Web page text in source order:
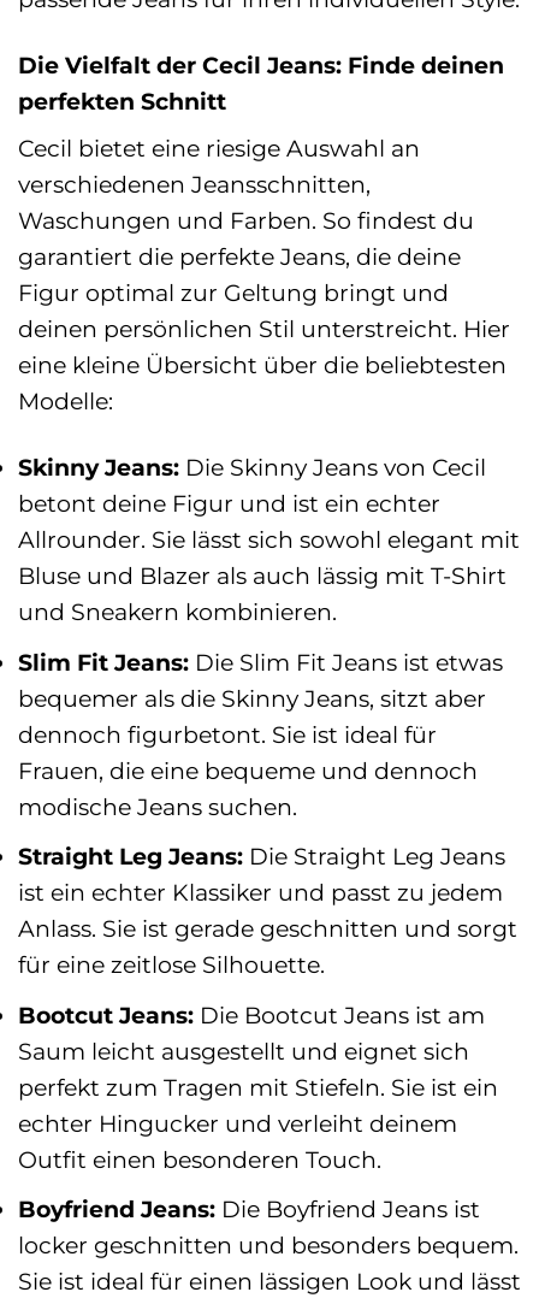
Die Vielfalt der Cecil Jeans: Finde deinen
perfekten Schnitt
Cecil bietet eine riesige Auswahl an
verschiedenen Jeansschnitten,
Waschungen und Farben. So findest du
garantiert die perfekte Jeans, die deine
Figur optimal zur Geltung bringt und
deinen persönlichen Stil unterstreicht. Hier
eine kleine Übersicht über die beliebtesten
Modelle:
Skinny Jeans: Die Skinny Jeans von Cecil
betont deine Figur und ist ein echter
Allrounder. Sie lässt sich sowohl elegant mit
Bluse und Blazer als auch lässig mit T-Shirt
und Sneakern kombinieren.
Slim Fit Jeans: Die Slim Fit Jeans ist etwas
bequemer als die Skinny Jeans, sitzt aber
dennoch figurbetont. Sie ist ideal für
Frauen, die eine bequeme und dennoch
modische Jeans suchen.
Straight Leg Jeans: Die Straight Leg Jeans
ist ein echter Klassiker und passt zu jedem
Anlass. Sie ist gerade geschnitten und sorgt
für eine zeitlose Silhouette.
Bootcut Jeans: Die Bootcut Jeans ist am
Saum leicht ausgestellt und eignet sich
perfekt zum Tragen mit Stiefeln. Sie ist ein
echter Hingucker und verleiht deinem
Outfit einen besonderen Touch.
Boyfriend Jeans: Die Boyfriend Jeans ist
locker geschnitten und besonders bequem.
Sie ist ideal für einen lässigen Look und lässt